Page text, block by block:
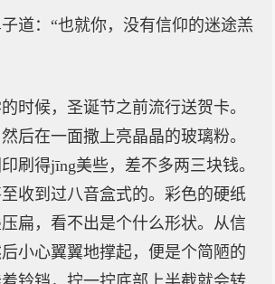
道：“也就你，没有信仰的迷途羔
时候，圣诞节之前流行送贺卡。
后在一面撒上亮晶晶的玻璃粉。
刷得jīng美些，差不多两三块钱。
收到过八音盒式的。彩色的硬纸
扁，看不出是个什么形状。从信
小心翼翼地撑起，便是个简陋的